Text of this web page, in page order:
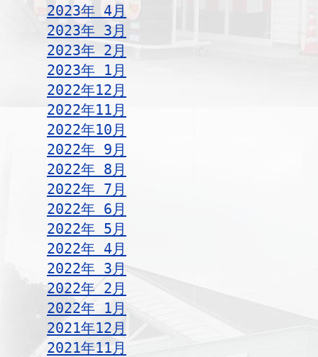
2023年 4月
2023年 3月
2023年 2月
2023年 1月
2022年12月
2022年11月
2022年10月
2022年 9月
2022年 8月
2022年 7月
2022年 6月
2022年 5月
2022年 4月
2022年 3月
2022年 2月
2022年 1月
2021年12月
2021年11月